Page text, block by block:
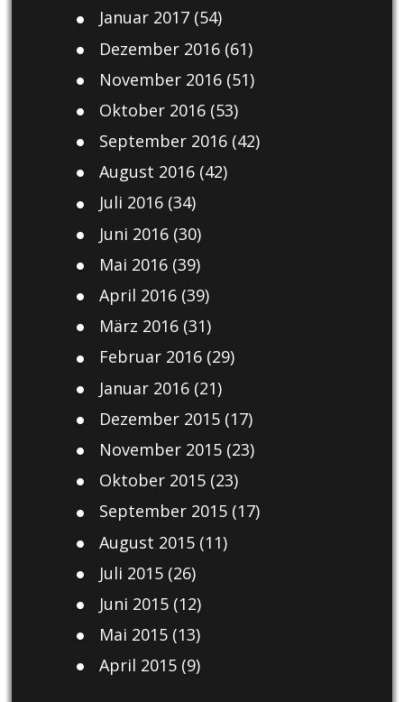
Januar 2017(54)
Dezember 2016(61)
November 2016(51)
Oktober 2016(53)
September 2016(42)
August 2016(42)
Juli 2016(34)
Juni 2016(30)
Mai 2016(39)
April 2016(39)
März 2016(31)
Februar 2016(29)
Januar 2016(21)
Dezember 2015(17)
November 2015(23)
Oktober 2015(23)
September 2015(17)
August 2015(11)
Juli 2015(26)
Juni 2015(12)
Mai 2015(13)
April 2015(9)